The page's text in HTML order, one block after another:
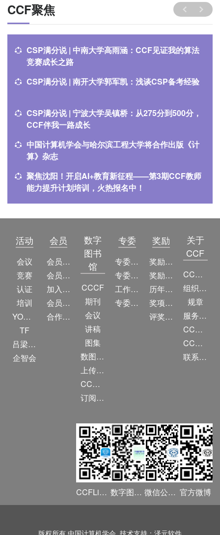
CCF聚焦
CSP满分说 | 中南大学高雨涵：CCF见证我的算法
竞赛成长之路
CSP满分说 | 南开大学郭军凯：浅谈CSP备考经验
CSP满分说 | 宁波大学吴镇桥：从275分到500分，
CCF伴我一路成长
中国计算机学会与哈尔滨工程大学将合作出版《计
算》杂志
聚焦沈阳！开启AI+教育新征程——第3期CCF教师
能力提升计划培训，火热报名中！
活动
会议
竞赛
认证
培训
YOCSEF
TF
吕梁振兴
企智会
会员
会员简介
会员权益
加入CCF
会员交费
合作伙伴
数字
图书
馆
CCCF
期刊
会议
讲稿
图集
数图编审委员会
上传/发布作品
CCF DL Focus
订阅《计算》
专委
专委简介
专委条例
工作问答
专委名单
奖励
奖励动态
奖励目录
历年获奖名单
奖项推荐
评奖条例
关于
CCF
CCF简介
组织机构
规章
服务项目
CCF大事记
CCF创建60周年
联系我们
CCFLink APP 数字图书馆 微信公众号 官方微博
版权所有 中国计算机学会 技术支持：泽元软件